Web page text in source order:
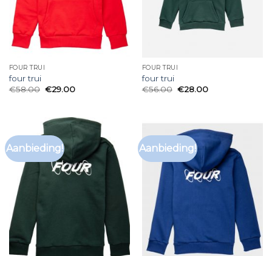
FOUR TRUI
four trui
€58.00 €29.00
FOUR TRUI
four trui
€56.00 €28.00
Aanbieding! Aanbieding!